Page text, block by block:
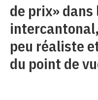
de prix»
peu réaliste
du point de